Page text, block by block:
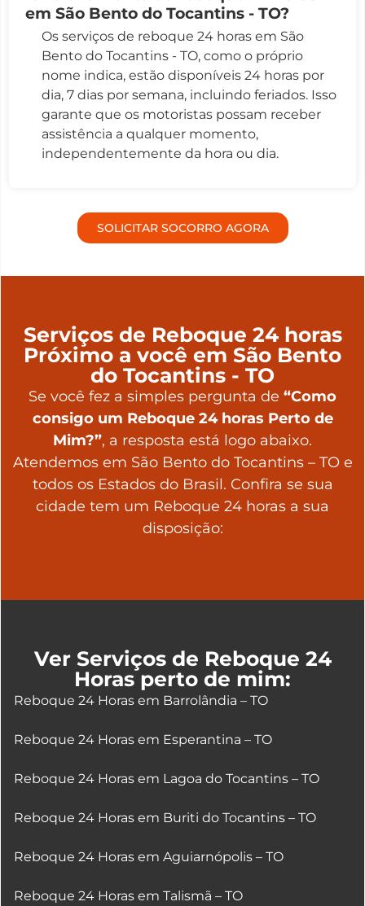
em São Bento do Tocantins - TO?
Os serviços de reboque 24 horas em São
Bento do Tocantins - TO, como o próprio
nome indica, estão disponíveis 24 horas por
dia, 7 dias por semana, incluindo feriados. Isso
garante que os motoristas possam receber
assistência a qualquer momento,
independentemente da hora ou dia.
SOLICITAR SOCORRO AGORA
Serviços de Reboque 24 horas
Próximo a você em São Bento
do Tocantins - TO
Se você fez a simples pergunta de “Como
consigo um Reboque 24 horas Perto de
Mim?”, a resposta está logo abaixo.
Atendemos em São Bento do Tocantins – TO e
todos os Estados do Brasil. Confira se sua
cidade tem um Reboque 24 horas a sua
disposição:
Ver Serviços de Reboque 24
Horas perto de mim:
Reboque 24 Horas em Barrolândia – TO
Reboque 24 Horas em Esperantina – TO
Reboque 24 Horas em Lagoa do Tocantins – TO
Reboque 24 Horas em Buriti do Tocantins – TO
Reboque 24 Horas em Aguiarnópolis – TO
Reboque 24 Horas em Talismã – TO